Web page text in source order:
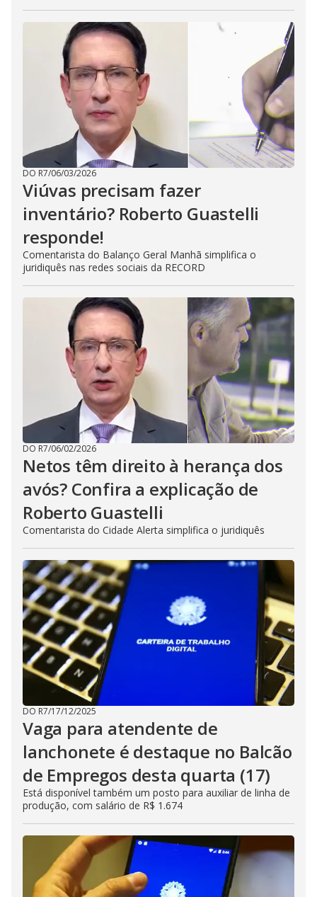
DO R7/06/03/2026
Viúvas precisam fazer
inventário? Roberto Guastelli
responde!
Comentarista do Balanço Geral Manhã simplifica o
juridiquês nas redes sociais da RECORD
DO R7/06/02/2026
Netos têm direito à herança dos
avós? Confira a explicação de
Roberto Guastelli
Comentarista do Cidade Alerta simplifica o juridiquês
DO R7/17/12/2025
Vaga para atendente de
lanchonete é destaque no Balcão
de Empregos desta quarta (17)
Está disponível também um posto para auxiliar de linha de
produção, com salário de R$ 1.674